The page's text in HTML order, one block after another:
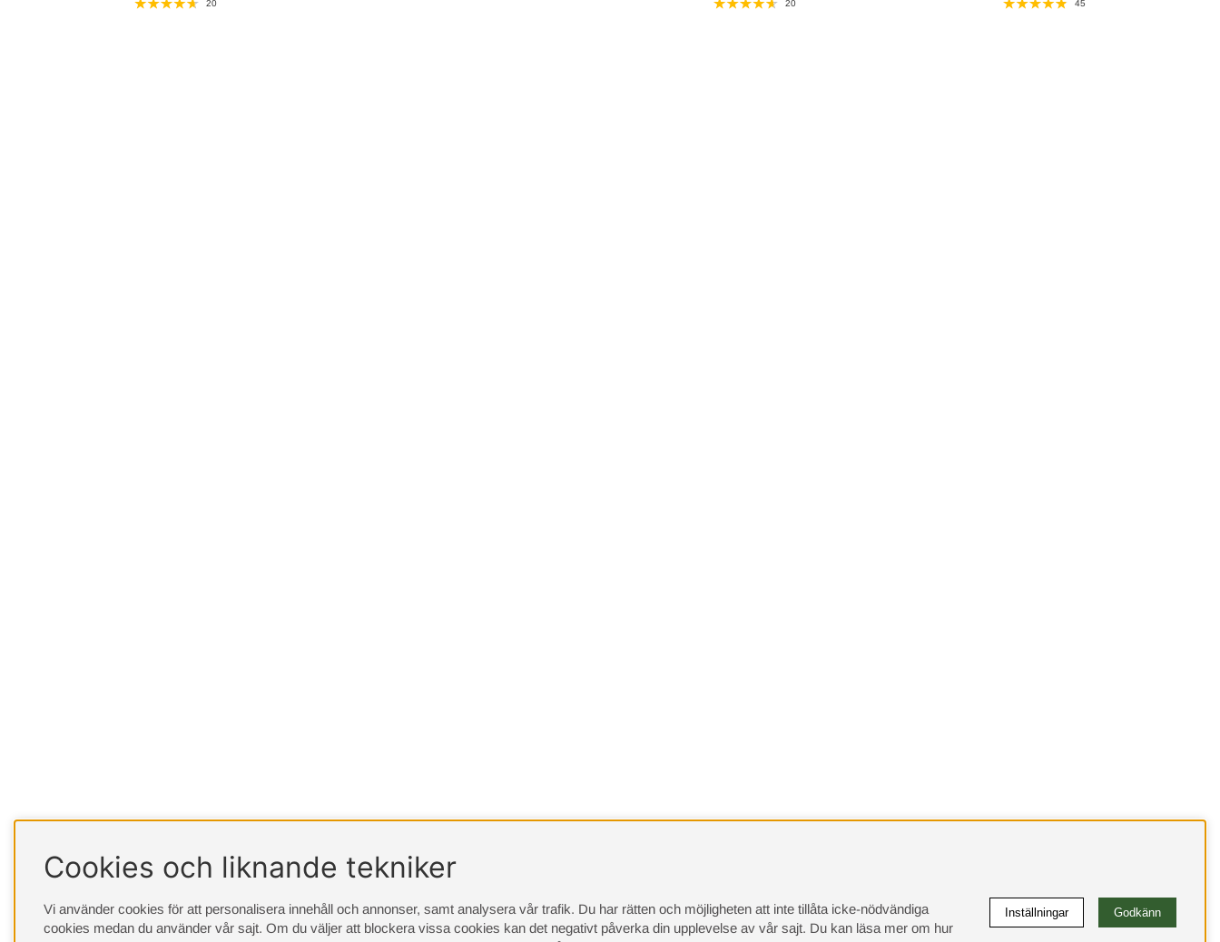
20 20 45
Cookies och liknande tekniker
Vi använder cookies för att personalisera innehåll och annonser, samt analysera vår trafik. Du har rätten och möjligheten att inte tillåta icke-nödvändiga
cookies medan du använder vår sajt. Om du väljer att blockera vissa cookies kan det negativt påverka din upplevelse av vår sajt. Du kan läsa mer om hur
Inställningar Godkänn